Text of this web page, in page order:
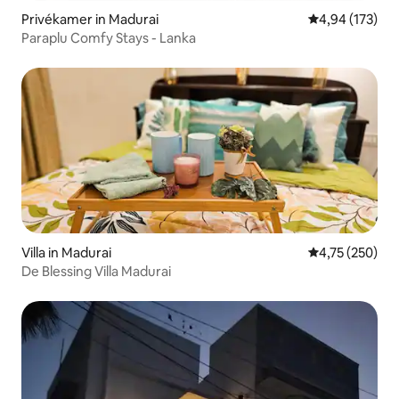
Privékamer in Madurai Gemiddelde
4,94 (173)
Paraplu Comfy Stays - Lanka
Villa in Madurai Gemiddelde
4,75 (250)
De Blessing Villa Madurai